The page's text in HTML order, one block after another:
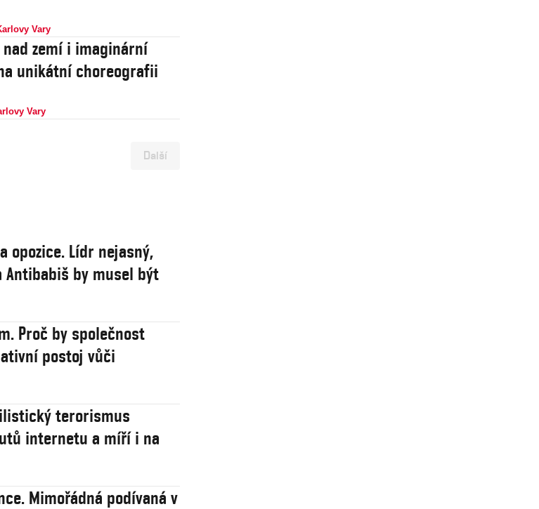
Vary
zemí i imaginární
unikátní choreografii
Vary
Další
opozice. Lídr nejasný,
Antibabiš by musel být
Proč by společnost
postoj vůči
terorismus
internetu a míří i na
Mimořádná podívaná v